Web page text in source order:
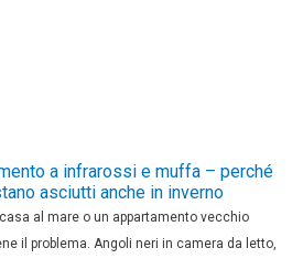
a infrarossi e muffa – perché
asciutti anche in inverno
al mare o un appartamento vecchio
il problema. Angoli neri in camera da letto,